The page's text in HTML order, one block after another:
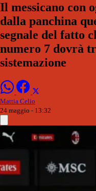
Il messicano con
dalla panchina
segnale del fatto
numero 7 dovrà
sistemazione
Mattia Celio
24 maggio - 13:32